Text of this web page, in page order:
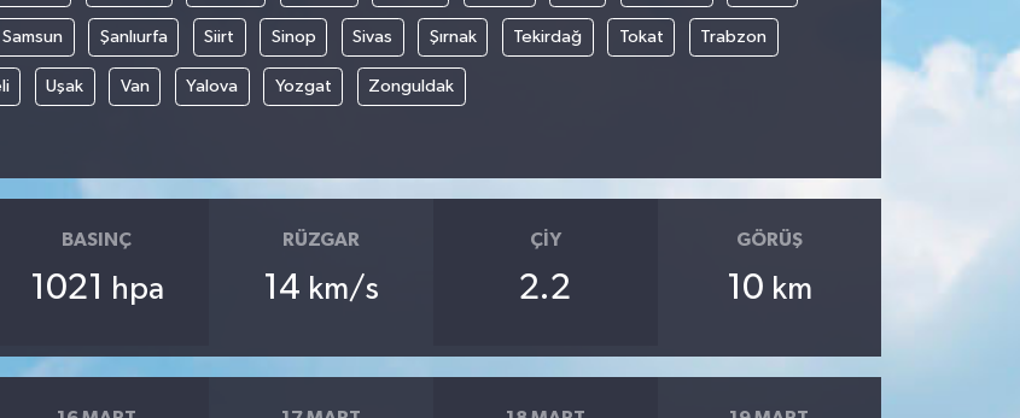
Samsun Şanlıurfa Siirt Sinop Sivas Şırnak Tekirdağ Tokat Trabzon
Uşak Van Yalova Yozgat Zonguldak
BASINÇ
1021 hpa
RÜZGAR
14 km/s
ÇIY
2.2
GÖRÜŞ
10 km